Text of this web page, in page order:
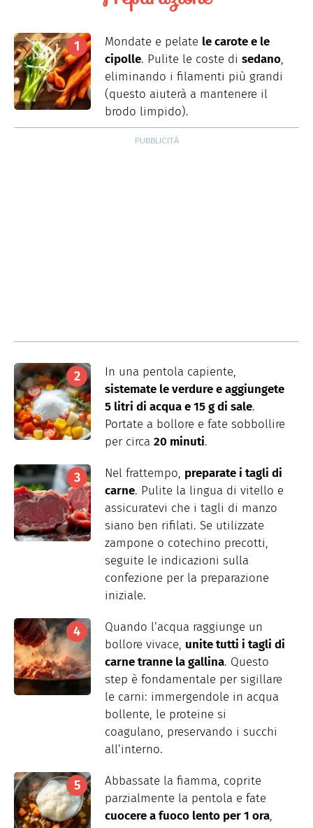
Mondate e pelate le carote e le
cipolle. Pulite le coste di sedano,
eliminando i filamenti più grandi
(questo aiuterà a mantenere il
brodo limpido).
In una pentola capiente,
sistemate le verdure e aggiungete
5 litri di acqua e 15 g di sale.
Portate a bollore e fate sobbollire
per circa 20 minuti.
Nel frattempo, preparate i tagli di
carne. Pulite la lingua di vitello e
assicuratevi che i tagli di manzo
siano ben rifilati. Se utilizzate
zampone o cotechino precotti,
seguite le indicazioni sulla
confezione per la preparazione
iniziale.
Quando l’acqua raggiunge un
bollore vivace, unite tutti i tagli di
carne tranne la gallina. Questo
step è fondamentale per sigillare
le carni: immergendole in acqua
bollente, le proteine si
coagulano, preservando i succhi
all’interno.
Abbassate la fiamma, coprite
parzialmente la pentola e fate
cuocere a fuoco lento per 1 ora,